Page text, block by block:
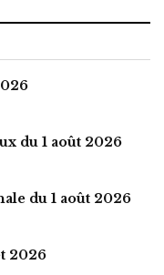
du 1 août 2026
du 1 août 2026
2026